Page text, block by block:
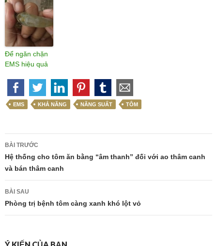
Để ngăn chặn
EMS hiệu quả
EMS KHẢ NĂNG NĂNG SUẤT TÔM
Điều
hướng
bài
viết
BÀI TRƯỚC
Hệ thống cho tôm ăn bằng “âm thanh” đối với ao thâm canh
và bán thâm canh
BÀI SAU
Phòng trị bệnh tôm càng xanh khó lột vỏ